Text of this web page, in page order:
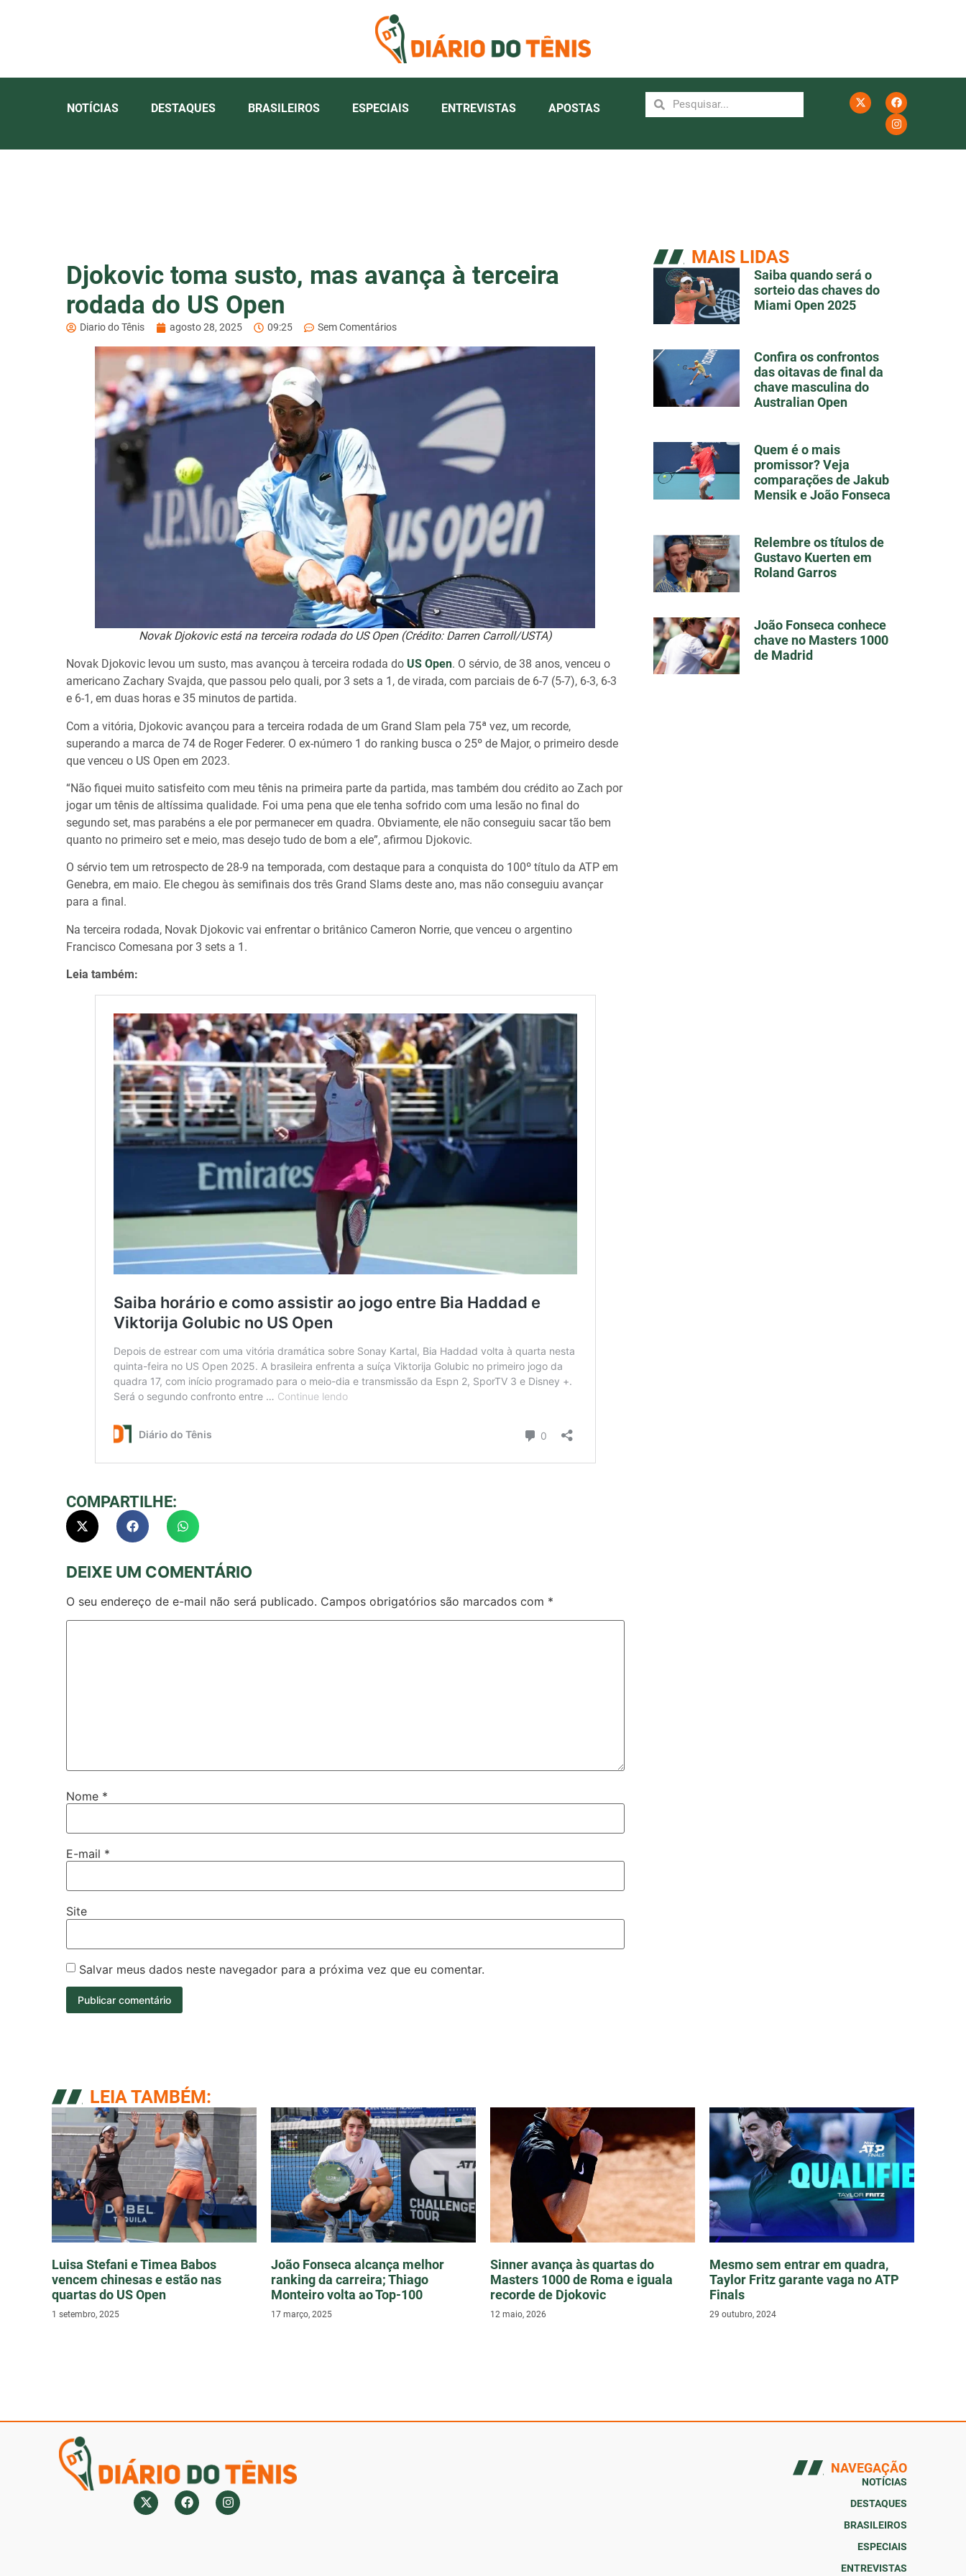
NOTÍCIAS DESTAQUES BRASILEIROS ESPECIAIS ENTREVISTAS APOSTAS
Djokovic toma susto, mas avança à terceira
rodada do US Open
Diario do Tênis agosto 28, 2025 09:25 Sem Comentários
Novak Djokovic está na terceira rodada do US Open (Crédito: Darren Carroll/USTA)
Novak Djokovic levou um susto, mas avançou à terceira rodada do US Open. O sérvio, de 38 anos, venceu o
americano Zachary Svajda, que passou pelo quali, por 3 sets a 1, de virada, com parciais de 6-7 (5-7), 6-3, 6-3
e 6-1, em duas horas e 35 minutos de partida.
Com a vitória, Djokovic avançou para a terceira rodada de um Grand Slam pela 75ª vez, um recorde,
superando a marca de 74 de Roger Federer. O ex-número 1 do ranking busca o 25º de Major, o primeiro desde
que venceu o US Open em 2023.
“Não fiquei muito satisfeito com meu tênis na primeira parte da partida, mas também dou crédito ao Zach por
jogar um tênis de altíssima qualidade. Foi uma pena que ele tenha sofrido com uma lesão no final do
segundo set, mas parabéns a ele por permanecer em quadra. Obviamente, ele não conseguiu sacar tão bem
quanto no primeiro set e meio, mas desejo tudo de bom a ele”, afirmou Djokovic.
O sérvio tem um retrospecto de 28-9 na temporada, com destaque para a conquista do 100º título da ATP em
Genebra, em maio. Ele chegou às semifinais dos três Grand Slams deste ano, mas não conseguiu avançar
para a final.
Na terceira rodada, Novak Djokovic vai enfrentar o britânico Cameron Norrie, que venceu o argentino
Francisco Comesana por 3 sets a 1.
Leia também:
COMPARTILHE:
DEIXE UM COMENTÁRIO
O seu endereço de e-mail não será publicado. Campos obrigatórios são marcados com *
Nome *
E-mail *
Site
Salvar meus dados neste navegador para a próxima vez que eu comentar.
MAIS LIDAS
Saiba quando será o
sorteio das chaves do
Miami Open 2025
Confira os confrontos
das oitavas de final da
chave masculina do
Australian Open
Quem é o mais
promissor? Veja
comparações de Jakub
Mensik e João Fonseca
Relembre os títulos de
Gustavo Kuerten em
Roland Garros
João Fonseca conhece
chave no Masters 1000
de Madrid
LEIA TAMBÉM:
Luisa Stefani e Timea Babos
vencem chinesas e estão nas
quartas do US Open
1 setembro, 2025
João Fonseca alcança melhor
ranking da carreira; Thiago
Monteiro volta ao Top-100
17 março, 2025
Sinner avança às quartas do
Masters 1000 de Roma e iguala
recorde de Djokovic
12 maio, 2026
Mesmo sem entrar em quadra,
Taylor Fritz garante vaga no ATP
Finals
29 outubro, 2024
NAVEGAÇÃO
NOTÍCIAS
DESTAQUES
BRASILEIROS
ESPECIAIS
ENTREVISTAS